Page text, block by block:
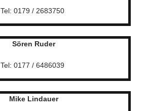
Tel: 0179 / 2683750
Sören Ruder
Tel: 0177 / 6486039
Mike Lindauer